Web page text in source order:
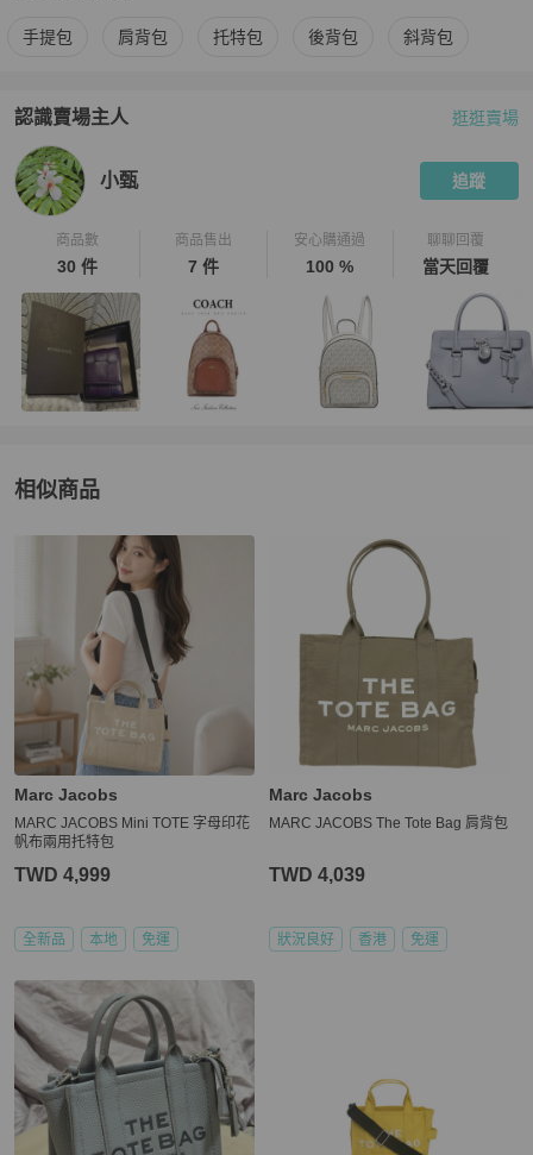
更多Marc Jacobs女包 相似商品推薦
手提包 肩背包 托特包 後背包 斜背包
認識賣場主人
PopChill 拍拍圈嚴選賣家
逛逛賣場
小甄 追蹤
商品數
30 件
商品售出
7 件
安心購通過
100 %
聊聊回覆
當天回覆
相似商品
更多相似 Marc Jacobs女包推薦精品
Marc Jacobs
MARC JACOBS Mini TOTE 字母印花
帆布兩用托特包
TWD 4,999
全新品 本地 免運
Marc Jacobs
MARC JACOBS The Tote Bag 肩背包
TWD 4,039
狀況良好 香港 免運